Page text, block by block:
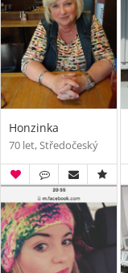
Honzinka
70 let, Středočeský